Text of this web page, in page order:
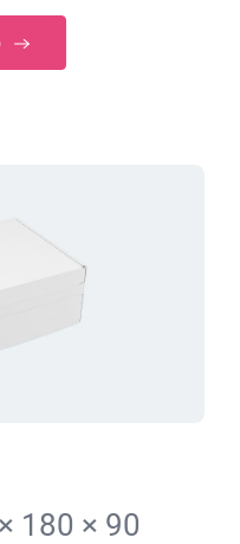
180 × 90